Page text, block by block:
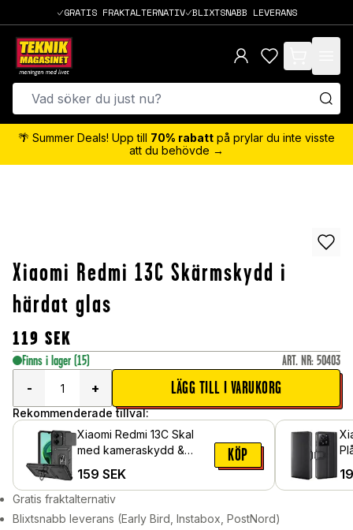
GRATIS FRAKTALTERNATIV BLIXTSNABB LEVERANS
items in cart,
🌴 Summer Deals! Upp till 70% rabatt på prylar du inte visste
att du behövde →
Xiaomi Redmi 13C Skärmskydd i
härdat glas
119 SEK
Finns i lager (15) ART. NR: 50403
-
+ LÄGG TILL I VARUKORG
Rekommenderade tillval:
Xiaomi Redmi 13C Skal
med kameraskydd &
159 SEK
KÖP
Gratis fraktalternativ
Blixtsnabb leverans (Early Bird, Instabox, PostNord)